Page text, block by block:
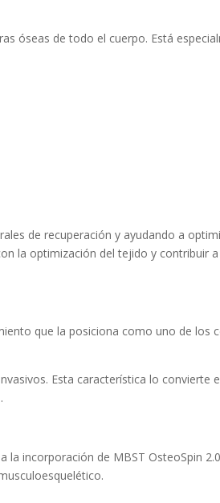
óseas de todo el cuerpo. Está
de recuperación y ayudando a
la optimización del tejido y contribuir
que la posiciona como uno de los
Esta característica lo convierte
incorporación de MBST OsteoSpin